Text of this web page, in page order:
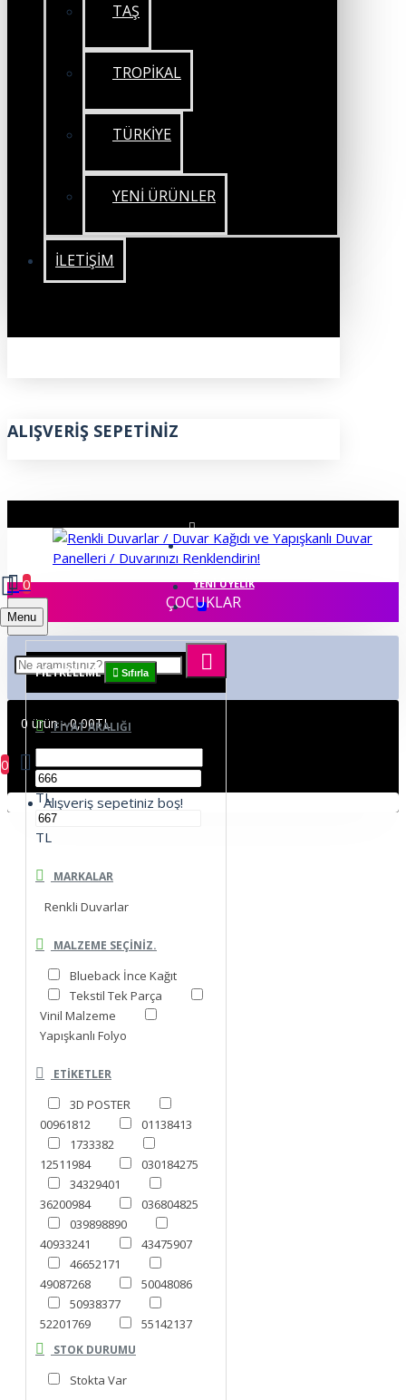
TAŞ
TROPİKAL
TÜRKİYE
YENİ ÜRÜNLER
İLETIŞIM
ALIŞVERIŞ SEPETINIZ
ÜYE GIRIŞI
YENI ÜYELIK
Menu
0
0 ürün - 0,00TL
0
Alışveriş sepetiniz boş!
ÇOCUKLAR
FILTRELEME Sıfırla
FIYAT ARALIĞI
TL
TL
MARKALAR
Renkli Duvarlar
MALZEME SEÇINIZ.
Blueback İnce Kağıt
Tekstil Tek Parça
Vinil Malzeme
Yapışkanlı Folyo
ETIKETLER
3D POSTER
00961812
01138413
1733382
12511984
030184275
34329401
36200984
036804825
039898890
40933241
43475907
46652171
49087268
50048086
50938377
52201769
55142137
61053954
70033335
STOK DURUMU
Stokta Var